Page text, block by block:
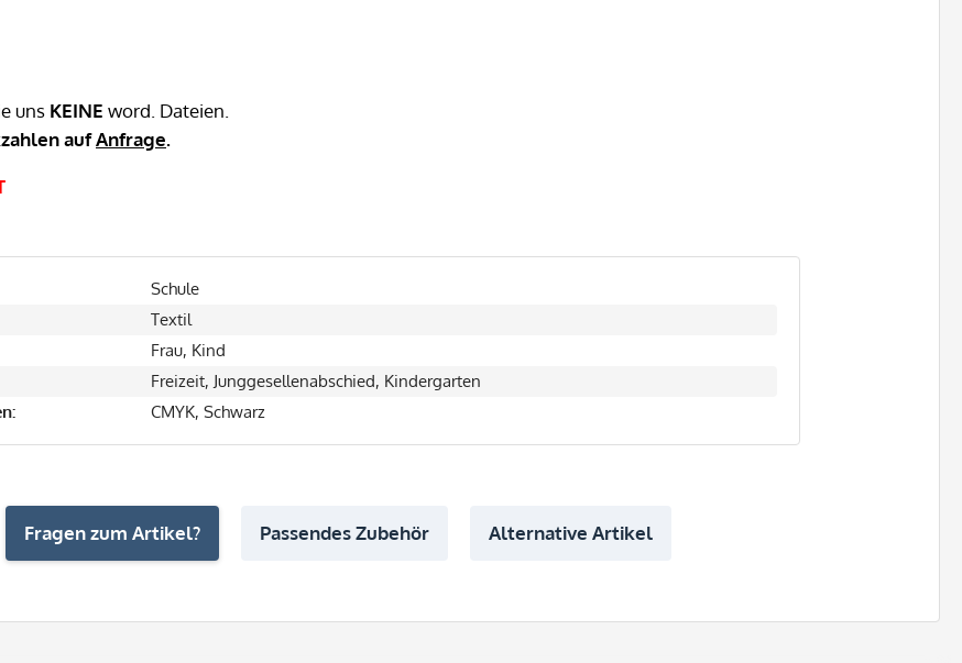
uns KEINE word. Dateien.
aufAnfrage.
Schule
Textil
Frau, Kind
Freizeit, Junggesellenabschied, Kindergarten
CMYK, Schwarz
Fragen zum Artikel? Passendes Zubehör Alternative Artikel